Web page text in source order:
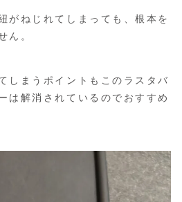
がねじれてしまっても、根本を
ん。
しまうポイントもこのラスタバ
は解消されているのでおすすめ